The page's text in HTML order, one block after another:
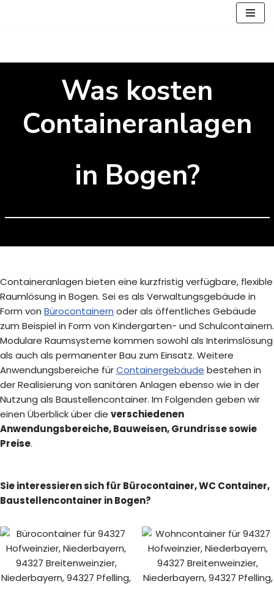
springen
Was kosten
Containeranlagen
in Bogen?
Containeranlagen bieten eine kurzfristig verfügbare, flexible
Raumlösung in Bogen. Sei es als Verwaltungsgebäude in
Form von Bürocontainern oder als öffentliches Gebäude
zum Beispiel in Form von Kindergarten- und Schulcontainern.
Modulare Raumsysteme kommen sowohl als Interimslösung
als auch als permanenter Bau zum Einsatz. Weitere
Anwendungsbereiche fürContainergebäude bestehen in
der Realisierung von sanitären Anlagen ebenso wie in der
Nutzung als Baustellencontainer. Im Folgenden geben wir
einen Überblick über die verschiedenen
Anwendungsbereiche, Bauweisen, Grundrisse sowie
Preise.
Sie interessieren sich für Bürocontainer, WC Container,
Baustellencontainer in Bogen?